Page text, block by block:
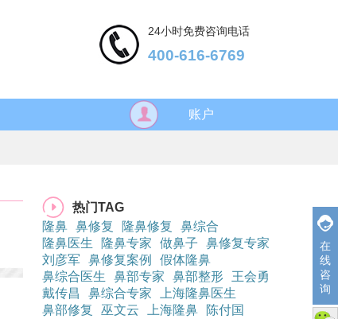
24小时免费咨询电话
400-616-6769
账户
热门TAG
隆鼻 鼻修复 隆鼻修复
鼻综合
隆鼻医生
隆鼻专家 做鼻子
鼻修复专家
刘彦军 鼻修复案例
假体隆鼻
鼻综合医生
鼻部专家 鼻部整形
王会勇
戴传昌
鼻综合专家
上海隆鼻医生
鼻部修复
巫文云 上海隆鼻
陈付国
在
线
咨
询